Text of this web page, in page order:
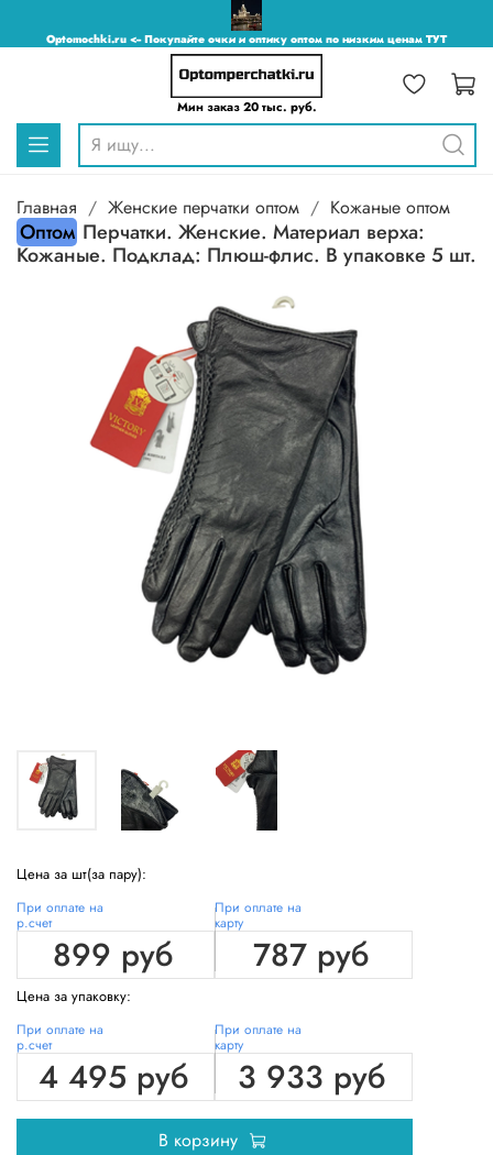
Optomochki.ru <-- Покупайте очки и оптику оптом по низким ценам ТУТ
Мин заказ 20 тыс. руб.
Главная Женские перчатки оптом Кожаные оптом
Оптом Перчатки. Женские. Материал верха:
Кожаные. Подклад: Плюш-флис. В упаковке 5 шт.
Цена за шт(за пару):
При оплате на
р.счет
899 руб
При оплате на
карту
787 руб
Цена за упаковку:
При оплате на
р.счет
4 495 руб
При оплате на
карту
3 933 руб
В корзину